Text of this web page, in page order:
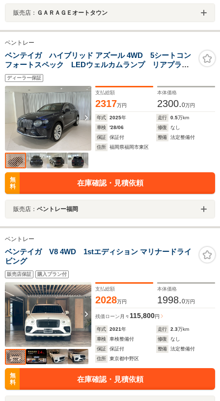
販売店： ＧＡＲＡＧＥオートタウン
ベントレー
ベンテイガ ハイブリッド アズール 4WD 5シートコン
フォートスペック LEDウェルカムランプ リアプライ
バシーガラス TVチューナー バッテリーチャージャ
ー ベントレーチャージングドック
ディーラー保証
支払総額
2317万円
本体価格
2300.0万円
年式 2025年 走行 0.5万km
車検
'28/06 修復
なし
保証
保証付 整備
法定整備付
住所
福岡県福岡市東区
無
料
在庫確認・見積依頼
販売店： ベントレー福岡
ベントレー
ベンテイガ V8 4WD 1stエディション マリナードライ
ビング
販売店保証 購入プラン付
支払総額
2028万円
本体価格
1998.0万円
残価ローン 月々 115,800円
年式 2021年 走行 2.3万km
車検
車検整備付 修復
なし
保証
保証付 整備
法定整備付
住所
東京都中野区
無
料
在庫確認・見積依頼